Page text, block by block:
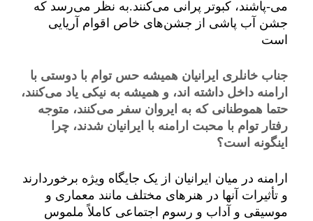
می-پاشند، کبوتر پرانی می‌کنند.به نظر می‌رسد که
جشن آب پاشی از جشن‌های خاص اقوام آریایی
است
جناب خانلری ایرانیان همیشه حس توام با دوستی با
ارامنه داخل داشته اند، و همیشه به نیکی یاد می‌کنند،
حتما هموطنانی که به ایروان سفر می‌کنند، متوجه
رفتار توام با محبت ارامنه با ایرانیان شدند، چرا
اینگونه است؟
ارامنه در میان ایرانیان از یک جایگاه ویژه برخوردارند
و تأثیرات آنها در هنرهای مختلف مانند معماری و
موسیقی و آداب و رسوم اجتماعی کاملاً ملموس